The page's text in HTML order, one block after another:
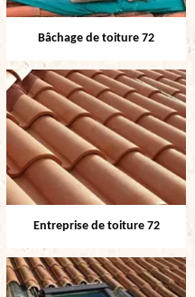
Bâchage de toiture 72
Entreprise de toiture 72